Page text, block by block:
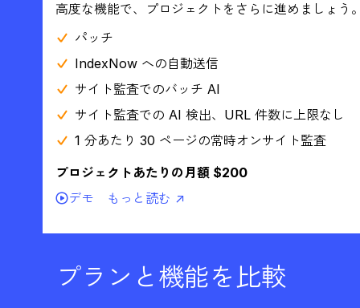
高度な機能で、プロジェクトをさらに進めましょう
パッチ
IndexNow への自動送信
サイト監査でのバッチ AI
サイト監査での AI 検出、URL 件数に上限なし
1 分あたり 30 ページの常時オンサイト監査
プロジェクトあたりの月額 $200
デモ
もっと読む ↗
プランと機能を比較